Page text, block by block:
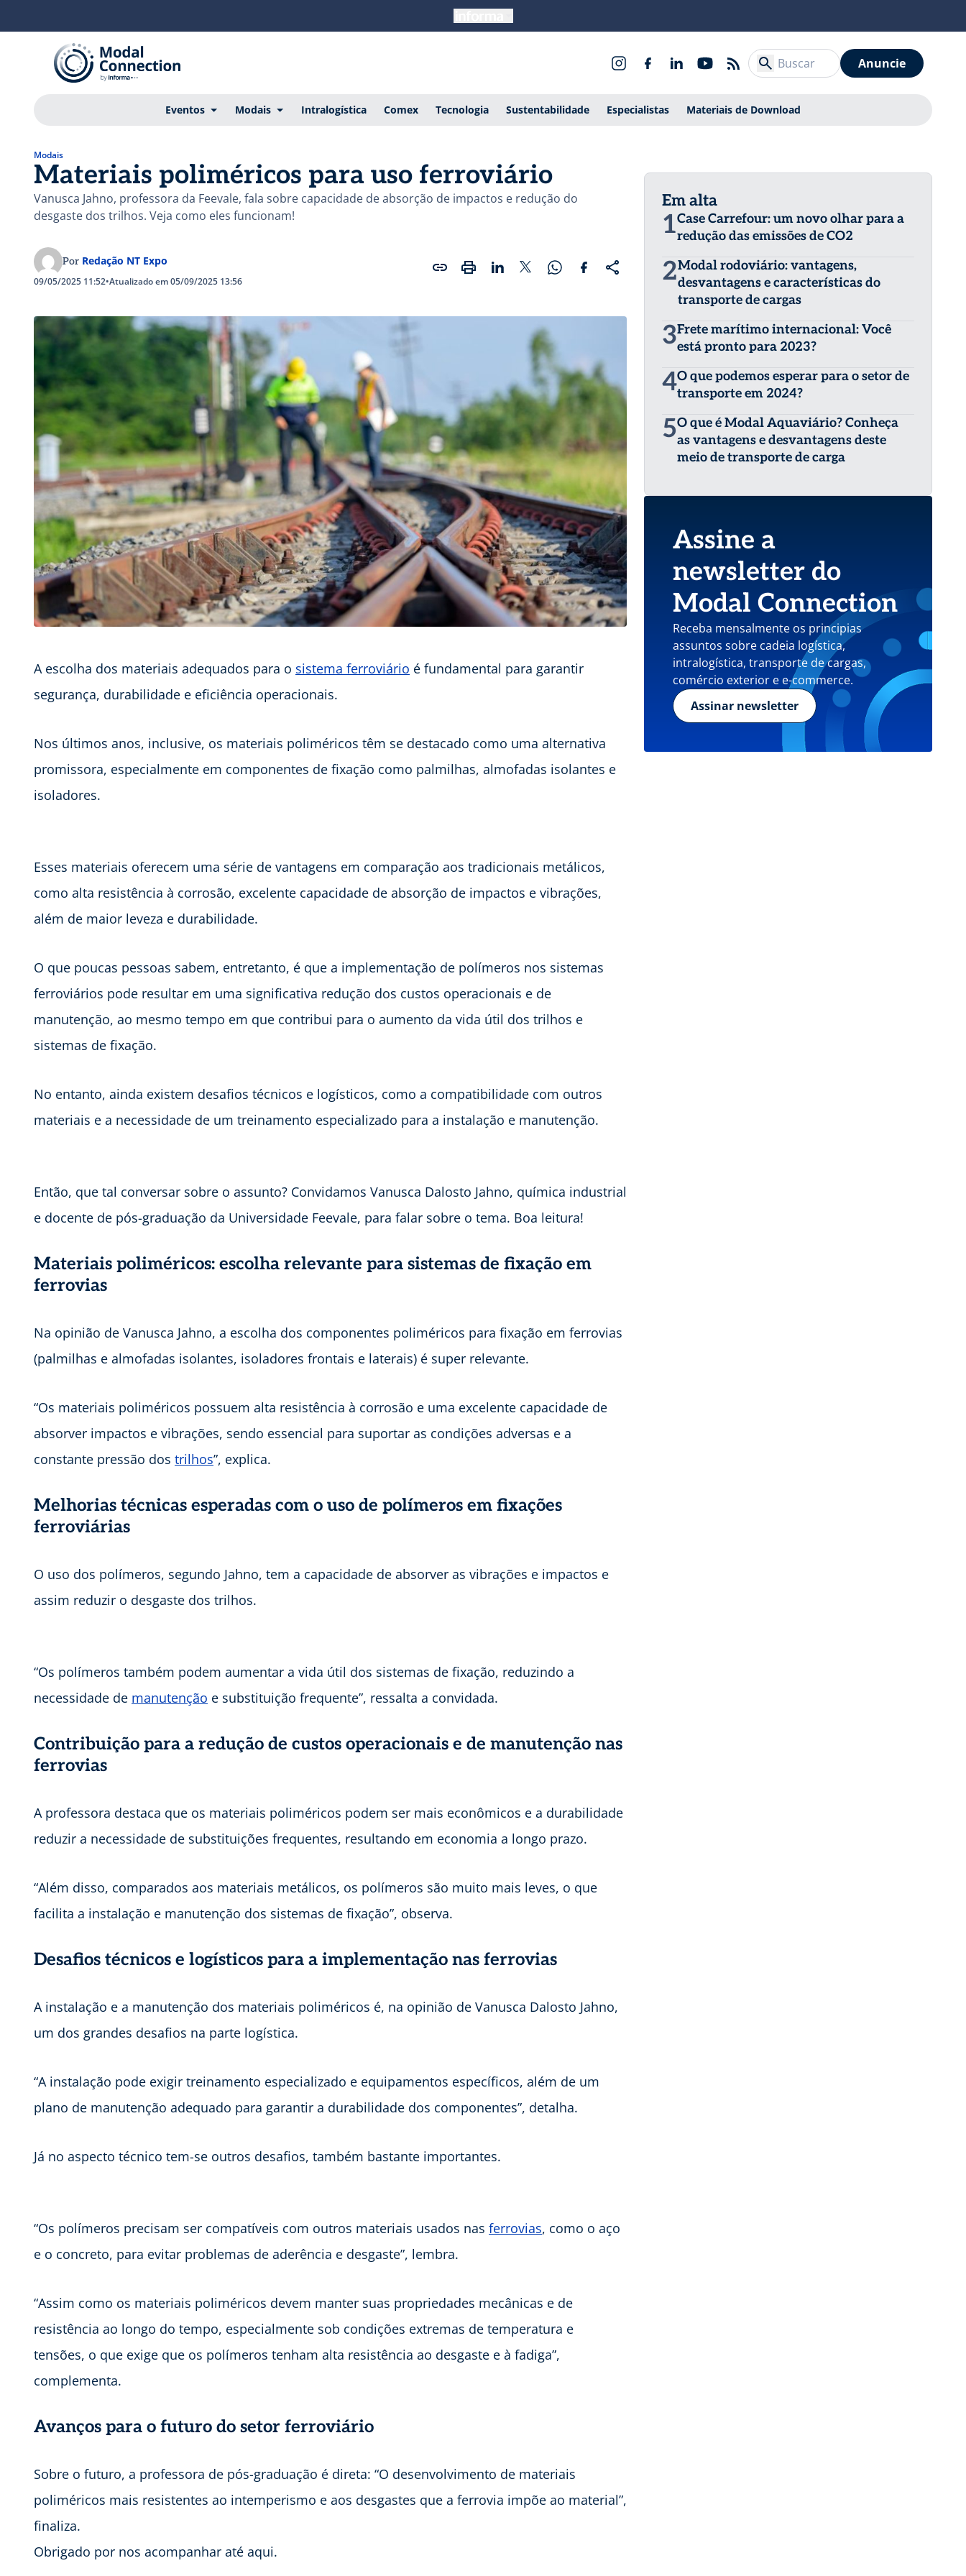
Anuncie
Eventos Modais Intralogística Comex Tecnologia Sustentabilidade Especialistas Materiais de Download
Modais
Materiais poliméricos para uso ferroviário
Vanusca Jahno, professora da Feevale, fala sobre capacidade de absorção de impactos e redução do
desgaste dos trilhos. Veja como eles funcionam!
Por Redação NT Expo
09/05/2025 11:52•Atualizado em 05/09/2025 13:56
A escolha dos materiais adequados para o sistema ferroviário é fundamental para garantir
segurança, durabilidade e eficiência operacionais.
Nos últimos anos, inclusive, os materiais poliméricos têm se destacado como uma alternativa
promissora, especialmente em componentes de fixação como palmilhas, almofadas isolantes e
isoladores.
Esses materiais oferecem uma série de vantagens em comparação aos tradicionais metálicos,
como alta resistência à corrosão, excelente capacidade de absorção de impactos e vibrações,
além de maior leveza e durabilidade.
O que poucas pessoas sabem, entretanto, é que a implementação de polímeros nos sistemas
ferroviários pode resultar em uma significativa redução dos custos operacionais e de
manutenção, ao mesmo tempo em que contribui para o aumento da vida útil dos trilhos e
sistemas de fixação.
No entanto, ainda existem desafios técnicos e logísticos, como a compatibilidade com outros
materiais e a necessidade de um treinamento especializado para a instalação e manutenção.
Então, que tal conversar sobre o assunto? Convidamos Vanusca Dalosto Jahno, química industrial
e docente de pós-graduação da Universidade Feevale, para falar sobre o tema. Boa leitura!
Materiais poliméricos: escolha relevante para sistemas de fixação em
ferrovias
Na opinião de Vanusca Jahno, a escolha dos componentes poliméricos para fixação em ferrovias
(palmilhas e almofadas isolantes, isoladores frontais e laterais) é super relevante.
“Os materiais poliméricos possuem alta resistência à corrosão e uma excelente capacidade de
absorver impactos e vibrações, sendo essencial para suportar as condições adversas e a
constante pressão dos trilhos”, explica.
Melhorias técnicas esperadas com o uso de polímeros em fixações
ferroviárias
O uso dos polímeros, segundo Jahno, tem a capacidade de absorver as vibrações e impactos e
assim reduzir o desgaste dos trilhos.
“Os polímeros também podem aumentar a vida útil dos sistemas de fixação, reduzindo a
necessidade de manutenção e substituição frequente”, ressalta a convidada.
Contribuição para a redução de custos operacionais e de manutenção nas
ferrovias
A professora destaca que os materiais poliméricos podem ser mais econômicos e a durabilidade
reduzir a necessidade de substituições frequentes, resultando em economia a longo prazo.
“Além disso, comparados aos materiais metálicos, os polímeros são muito mais leves, o que
facilita a instalação e manutenção dos sistemas de fixação”, observa.
Desafios técnicos e logísticos para a implementação nas ferrovias
A instalação e a manutenção dos materiais poliméricos é, na opinião de Vanusca Dalosto Jahno,
um dos grandes desafios na parte logística.
“A instalação pode exigir treinamento especializado e equipamentos específicos, além de um
plano de manutenção adequado para garantir a durabilidade dos componentes”, detalha.
Já no aspecto técnico tem-se outros desafios, também bastante importantes.
“Os polímeros precisam ser compatíveis com outros materiais usados nas ferrovias, como o aço
e o concreto, para evitar problemas de aderência e desgaste”, lembra.
“Assim como os materiais poliméricos devem manter suas propriedades mecânicas e de
resistência ao longo do tempo, especialmente sob condições extremas de temperatura e
tensões, o que exige que os polímeros tenham alta resistência ao desgaste e à fadiga”,
complementa.
Avanços para o futuro do setor ferroviário
Sobre o futuro, a professora de pós-graduação é direta: “O desenvolvimento de materiais
poliméricos mais resistentes ao intemperismo e aos desgastes que a ferrovia impõe ao material”,
finaliza.
Obrigado por nos acompanhar até aqui.
Em alta
1Case Carrefour: um novo olhar para a
redução das emissões de CO2
2Modal rodoviário: vantagens,
desvantagens e características do
transporte de cargas
3Frete marítimo internacional: Você
está pronto para 2023?
4O que podemos esperar para o setor de
transporte em 2024?
5O que é Modal Aquaviário? Conheça
as vantagens e desvantagens deste
meio de transporte de carga
Assine a
newsletter do
Modal Connection
Receba mensalmente os principias
assuntos sobre cadeia logística,
intralogística, transporte de cargas,
comércio exterior e e-commerce.
Assinar newsletter